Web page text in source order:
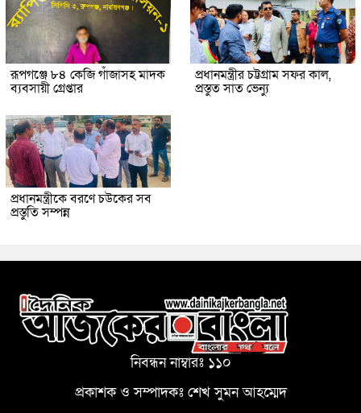
রূপগঞ্জে ৮৪ কেজি গাঁজাসহ মাদক
ব্যবসায়ী গ্রেপ্তার
প্রধানমন্ত্রীর চট্টগ্রাম সফর কাল,
প্রস্তুত সাত ভেন্যু
প্রধানমন্ত্রীকে বরণে চউকের সব
প্রস্তুতি সম্পন্ন
নিবন্ধন নাম্বারঃ ১১০
প্রকাশক ও সম্পাদকঃ শেখ সুমন আহম্মেদ